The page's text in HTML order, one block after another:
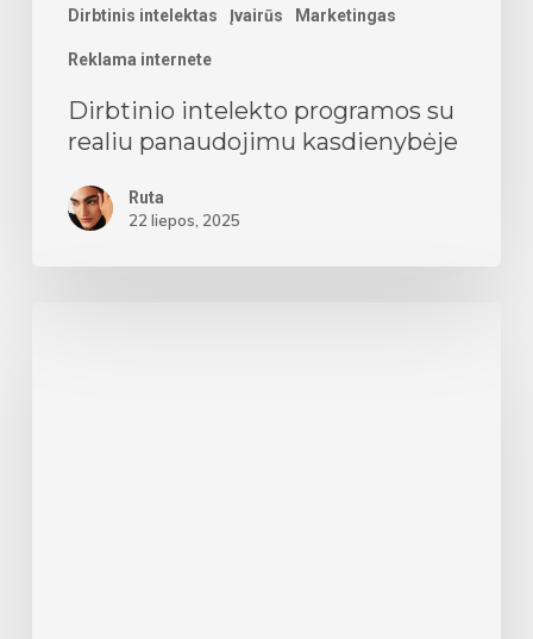
Dirbtinis intelektas Įvairūs Marketingas
Reklama internete
Dirbtinio intelekto programos su
realiu panaudojimu kasdienybėje
Ruta
22 liepos, 2025